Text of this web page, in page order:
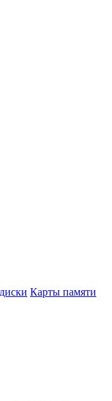
Карты памяти